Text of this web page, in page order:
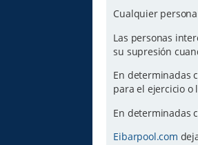
Cualquier
Las personas
su supresión
En determinadas
para el ejercicio o
En determinadas
Eibarpool.com